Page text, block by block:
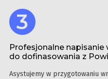
Profesjonalne
do dofinasowania z
Asystujemy w przygotowaniu